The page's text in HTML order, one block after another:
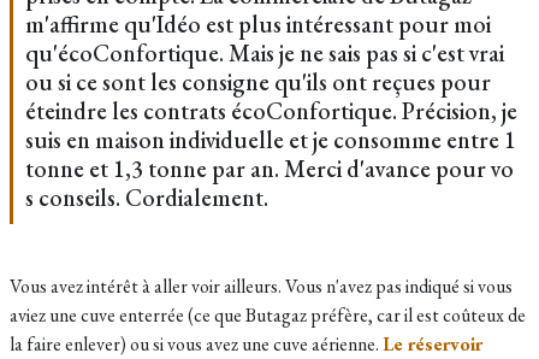
m'affirme qu'Idéo est plus intéressant pour moi
qu'écoConfortique. Mais je ne sais pas si c'est vrai
ou si ce sont les consigne qu'ils ont reçues pour
éteindre les contrats écoConfortique. Précision, je
suis en maison individuelle et je consomme entre 1
tonne et 1,3 tonne par an. Merci d'avance pour vo
s conseils. Cordialement.
Vous avez intérêt à aller voir ailleurs. Vous n'avez pas indiqué si vous
aviez une cuve enterrée (ce que Butagaz préfère, car il est coûteux de
la faire enlever) ou si vous avez une cuve aérienne.Le réservoir